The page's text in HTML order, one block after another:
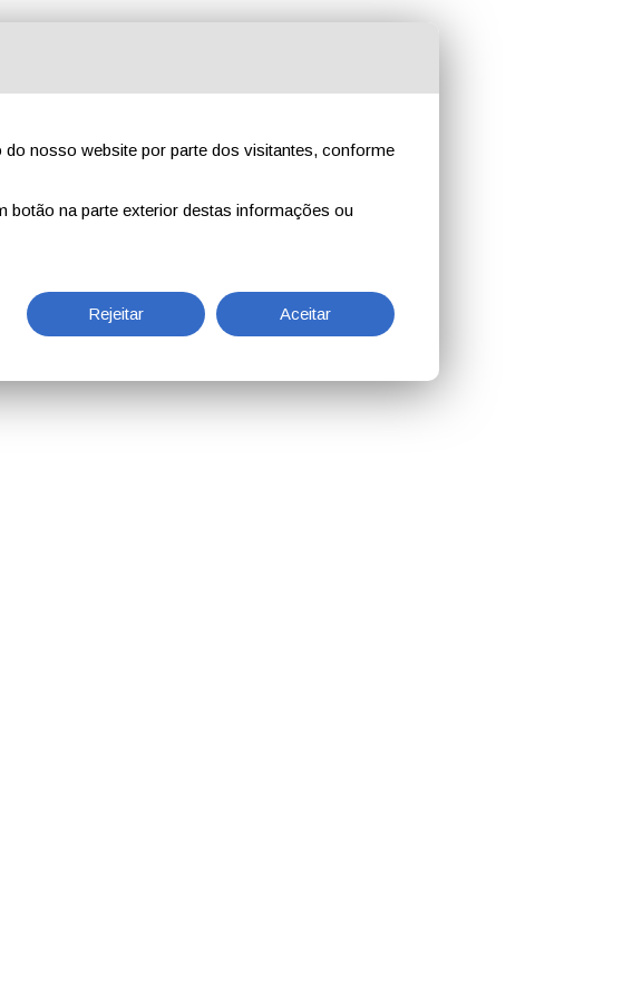
nosso website por parte dos visitantes, conforme
na parte exterior destas informações ou
Rejeitar Aceitar